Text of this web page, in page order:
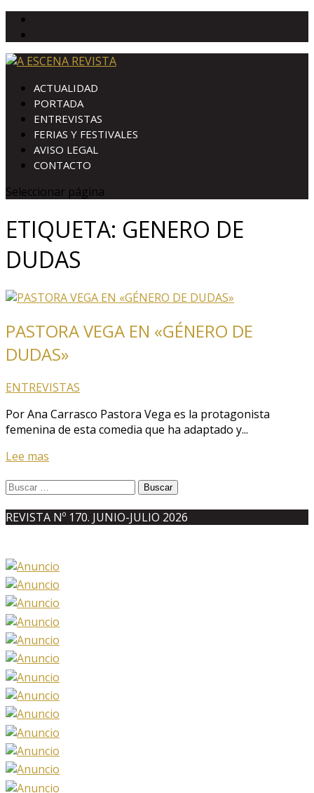
ACTUALIDAD
PORTADA
ENTREVISTAS
FERIAS Y FESTIVALES
AVISO LEGAL
CONTACTO
Seleccionar página
ETIQUETA: GENERO DE
DUDAS
PASTORA VEGA EN «GÉNERO DE
DUDAS»
ENTREVISTAS
Por Ana Carrasco Pastora Vega es la protagonista
femenina de esta comedia que ha adaptado y...
Lee mas
Buscar:
REVISTA Nº 170. JUNIO-JULIO 2026